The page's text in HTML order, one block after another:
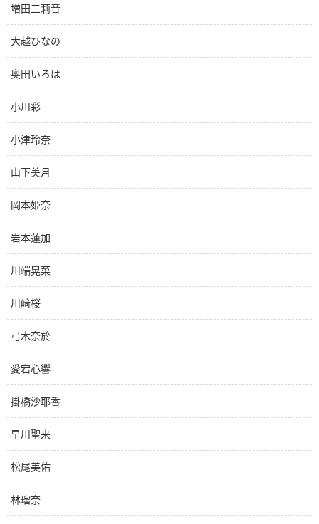
増田三莉音
大越ひなの
奥田いろは
小川彩
小津玲奈
山下美月
岡本姫奈
岩本蓮加
川端晃菜
川﨑桜
弓木奈於
愛宕心響
掛橋沙耶香
早川聖来
松尾美佑
林瑠奈